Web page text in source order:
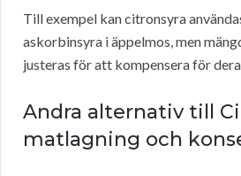
Till exempel kan citronsyra
askorbinsyra i äppelmos, men
justeras för att kompensera för
Andra alternativ till
matlagning och